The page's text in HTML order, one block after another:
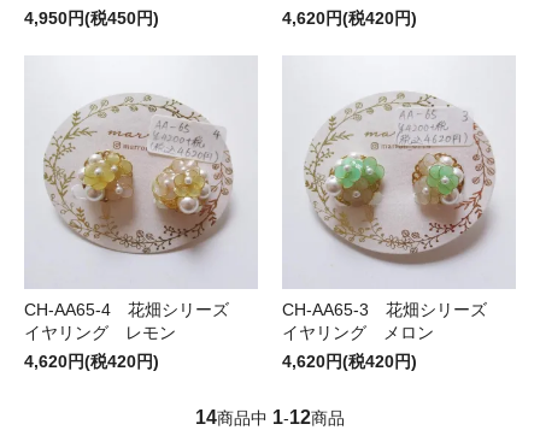
4,950円(税450円)
4,620円(税420円)
CH-AA65-4 花畑シリーズ
イヤリング レモン
4,620円(税420円)
CH-AA65-3 花畑シリーズ
イヤリング メロン
4,620円(税420円)
14商品中 1-12商品